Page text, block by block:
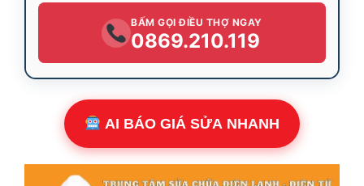
BẤM GỌI ĐIỀU THỢ NGAY
0869.210.119
AI BÁO GIÁ SỬA NHANH